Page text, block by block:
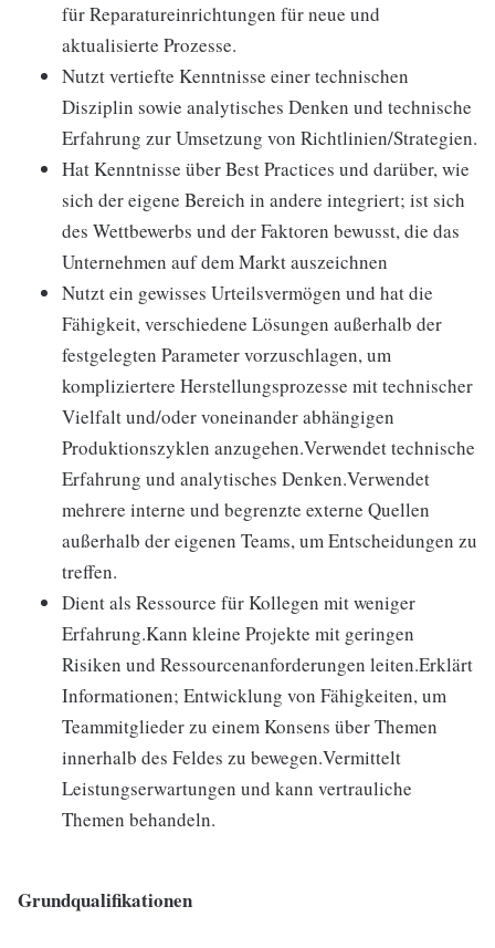
für Reparatureinrichtungen für neue und
aktualisierte Prozesse.
Nutzt vertiefte Kenntnisse einer technischen
Disziplin sowie analytisches Denken und technische
Erfahrung zur Umsetzung von Richtlinien/Strategien.
Hat Kenntnisse über Best Practices und darüber, wie
sich der eigene Bereich in andere integriert; ist sich
des Wettbewerbs und der Faktoren bewusst, die das
Unternehmen auf dem Markt auszeichnen
Nutzt ein gewisses Urteilsvermögen und hat die
Fähigkeit, verschiedene Lösungen außerhalb der
festgelegten Parameter vorzuschlagen, um
kompliziertere Herstellungsprozesse mit technischer
Vielfalt und/oder voneinander abhängigen
Produktionszyklen anzugehen.Verwendet technische
Erfahrung und analytisches Denken.Verwendet
mehrere interne und begrenzte externe Quellen
außerhalb der eigenen Teams, um Entscheidungen zu
treffen.
Dient als Ressource für Kollegen mit weniger
Erfahrung.Kann kleine Projekte mit geringen
Risiken und Ressourcenanforderungen leiten.Erklärt
Informationen; Entwicklung von Fähigkeiten, um
Teammitglieder zu einem Konsens über Themen
innerhalb des Feldes zu bewegen.Vermittelt
Leistungserwartungen und kann vertrauliche
Themen behandeln.
Grundqualifikationen